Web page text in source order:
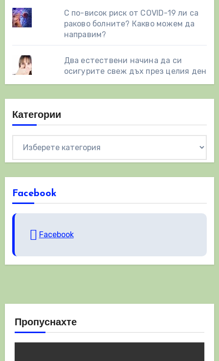
С по-висок риск от COVID-19 ли са
раково болните? Какво можем да
направим?
Два естествени начинa да си
осигурите свеж дъх през целия ден
Категории
Facebook
Facebook
Пропуснахте